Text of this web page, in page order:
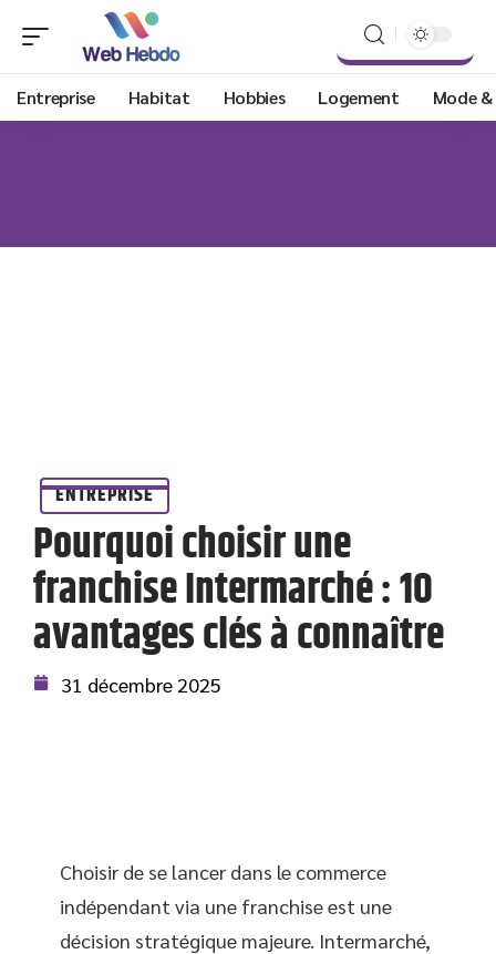
Entreprise Habitat Hobbies Logement Mode
ENTREPRISE
Pourquoi choisir une
franchise Intermarché : 10
avantages clés à connaître
31 décembre 2025
Choisir de se lancer dans le commerce
indépendant via une franchise est une
décision stratégique majeure. Intermarché,